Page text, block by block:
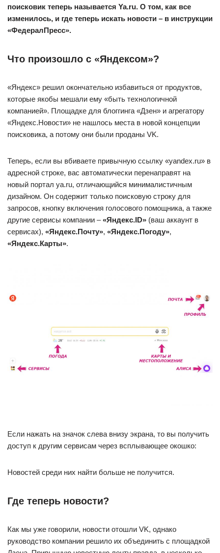
поисковик теперь называется Ya.ru. О том, как все
изменилось, и где теперь искать новости – в инструкции
«ФедералПресс».
Что произошло с «Яндексом»?
«Яндекс» решил окончательно избавиться от продуктов,
которые якобы мешали ему «быть технологичной
компанией». Площадке для блоггинга «Дзен» и агрегатору
«Яндекс.Новости» не нашлось места в новой концепции
поисковика, а потому они были проданы VK.
Теперь, если вы вбиваете привычную ссылку «yandex.ru» в
адресной строке, вас автоматически перенаправят на
новый портал ya.ru, отличающийся минималистичным
дизайном. Он содержит только поисковую строку для
запросов, кнопку включения голосового помощника, а также
другие сервисы компании –«Яндекс.ID» (ваш аккаунт в
сервисах), «Яндекс.Почту», «Яндекс.Погоду»,
«Яндекс.Карты».
Если нажать на значок слева внизу экрана, то вы получить
доступ к другим сервисам через всплывающее окошко:
Новостей среди них найти больше не получится.
Где теперь новости?
Как мы уже говорили, новости отошли VK, однако
руководство компании решило их объединить с площадкой